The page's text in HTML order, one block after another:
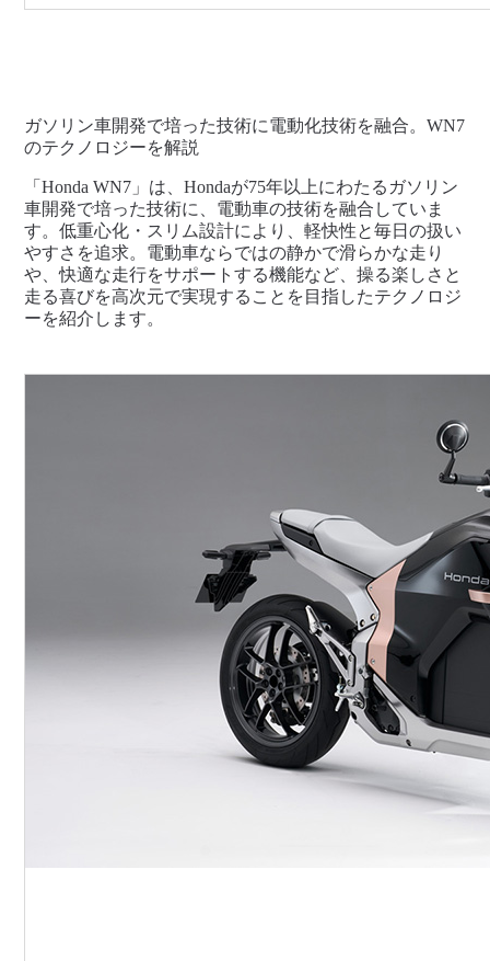
ガソリン車開発で培った技術に電動化技術を融合。WN7
のテクノロジーを解説
「Honda WN7」は、Hondaが75年以上にわたるガソリン
車開発で培った技術に、電動車の技術を融合していま
す。低重心化・スリム設計により、軽快性と毎日の扱い
やすさを追求。電動車ならではの静かで滑らかな走り
や、快適な走行をサポートする機能など、操る楽しさと
走る喜びを高次元で実現することを目指したテクノロジ
ーを紹介します。